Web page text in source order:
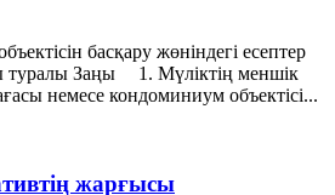
басқару жөніндегі есептер
туралы Заңы 1. Мүліктің меншік
немесе кондоминиум объектісі...
жарғысы